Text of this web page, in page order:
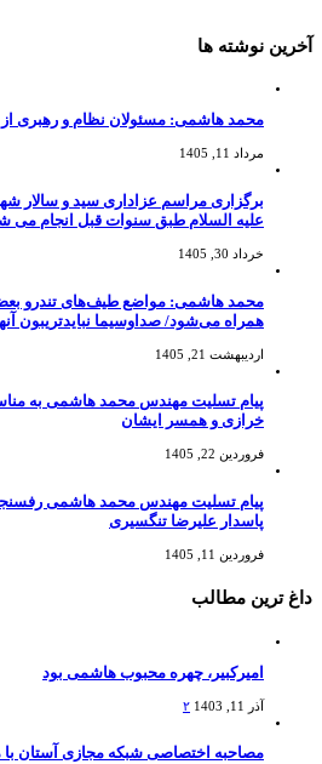
آخرین نوشته ها
محمد هاشمی: مسئولان نظام و رهبری از
مرداد 11, 1405
برگزاری مراسم عزاداری سید و سالار
علیه السلام طبق سنوات قبل انجام می
خرداد 30, 1405
محمد هاشمی: مواضع طیف‌های تندرو
همراه می‌شود/ صداوسیما نبایدتریبون
اردیبهشت 21, 1405
پیام تسلیت مهندس محمد هاشمی به
خرازی و همسر ایشان
فروردین 22, 1405
پیام تسلیت مهندس محمد هاشمی
پاسدار علیرضا تنگسیری
فروردین 11, 1405
داغ ترین مطالب
امیرکبیر، چهره محبوب هاشمی بود
آذر 11, 1403 ۲
مصاحبه اختصاصی شبکه مجازی آستان